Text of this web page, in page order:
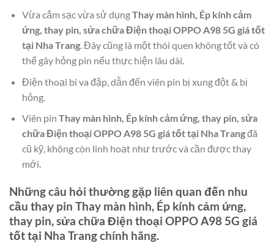
Vừa cắm sạc vừa sử dụngThay màn hình, Ép kính cảm
ứng, thay pin, sửa chữa Điện thoại OPPO A98 5G giá tốt
tại Nha Trang. Đây cũng là một thói quen không tốt và có
thể gây hỏng pin nếu thực hiện lâu dài.
Điện thoại bi va đập, dẫn đến viên pin bị xung đột & bị
hỏng.
Viên pin Thay màn hình, Ép kính cảm ứng, thay pin, sửa
chữa Điện thoại OPPO A98 5G giá tốt tại Nha Trangđã
cũ kỹ, không còn linh hoạt như trước và cần được thay
mới.
Những câu hỏi thường gặp liên quan đến nhu
cầu thay pin Thay màn hình, Ép kính cảm ứng,
thay pin, sửa chữa Điện thoại OPPO A98 5G giá
tốt tại Nha Trangchính hãng.